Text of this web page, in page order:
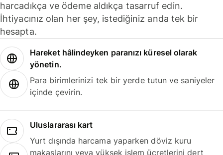
harcadıkça ve ödeme aldıkça tasarruf edin.
İhtiyacınız olan her şey, istediğiniz anda tek bir
hesapta.
Hareket hâlindeyken paranızı küresel olarak
yönetin.
Para birimlerinizi tek bir yerde tutun ve saniyeler
içinde çevirin.
Uluslararası kart
Yurt dışında harcama yaparken döviz kuru
makaslarını veya yüksek işlem ücretlerini dert